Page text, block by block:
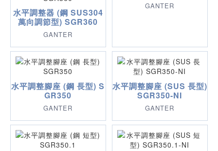
水平調整器 (鋼 SUS304
萬向調節型) SGR360
GANTER
GANTER
水平調整腳座 (鋼 長型) S
GR350
GANTER
水平調整腳座 (SUS 長型)
SGR350-NI
GANTER